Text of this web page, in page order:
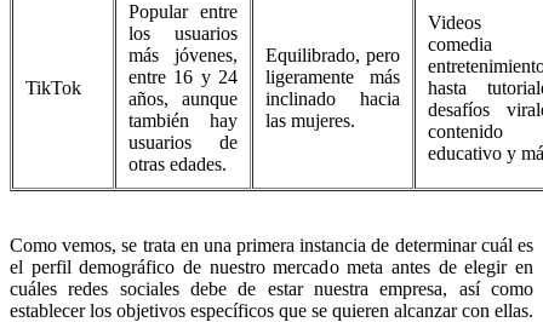
TikTok
Popular entre
los usuarios
más jóvenes,
entre 16 y 24
años, aunque
también hay
usuarios de
otras edades.
Equilibrado, pero
ligeramente más
inclinado hacia
las mujeres.
Videos
comedia
hasta
desafíos
contenido
educativo y
Como vemos, se trata en una primera instancia de determinar cuál es
el perfil demográfico de nuestro mercado meta antes de elegir en
cuáles redes sociales debe de estar nuestra empresa, así como
establecer los objetivos específicos que se quieren alcanzar con ellas.